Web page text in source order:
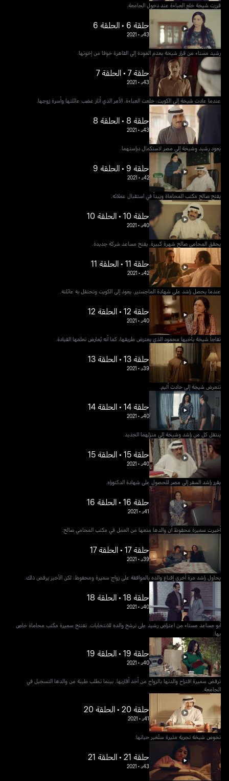
قررت شيخة خلع العباءة عند دخول الجامعة.
حلقة 6 • الحلقة 6
43د •
2021
رشيد مستاء من قرار شيخة بعدم العودة إلى القاهرة خوفا من إخوتها.
حلقة 7 • الحلقة 7
43د •
2021
عندما عادت شيخة إلى الكويت، خلعت العباءة، الأمر الذي أثار غضب عائلتها وأسرة زوجها.
حلقة 8 • الحلقة 8
43د •
2021
يعود رشيد وشيخة إلى مصر لاستكمال دراستهما.
حلقة 9 • الحلقة 9
42د •
2021
يفتح صالح مكتب المحاماة ويبدأ في استقبال عملائه.
حلقة 10 • الحلقة 10
40د •
2021
يحقق المحامي صالح شهرة كبيرة. يفتح مساعد شركة جديدة.
حلقة 11 • الحلقة 11
42د •
2021
عندما يحصل راشد على شهادة الماجستير، يعود إلى الكويت وتحتفل به عائلته.
حلقة 12 • الحلقة 12
40د •
2021
تفاجأ شيخة بأخيها محمود الذي يعترض طريقها، كما أنه يُعارض تعلمها القيادة.
حلقة 13 • الحلقة 13
39د •
2021
تتعرض شيخة إلى حادث أليم.
حلقة 14 • الحلقة 14
40د •
2021
ينتقل كل من راشد وشيخة إلى منزلهما الجديد.
حلقة 15 • الحلقة 15
40د •
2021
يقرر راشد السفر إلى مصر للحصول على شهادة الدكتوراه.
حلقة 16 • الحلقة 16
41د •
2021
أخبرت سميرة محفوظ أن والدها منعها من العمل في مكتب المحامي صالح.
حلقة 17 • الحلقة 17
39د •
2021
يحاول راشد مرة أخرى إقناع والده بالموافقة على زواج سميرة ومحفوظ، لكن الأخير يرفض ذلك.
حلقة 18 • الحلقة 18
40د •
2021
أبو مساعد مستاء من اعتراض رشيد على ترشح والده للانتخابات. تفتتح سميرة مكتب محاماة خاص
بها.
حلقة 19 • الحلقة 19
40د •
2021
ترفض سميرة اقتراح والدتها بالزواج من أحد أقاربها. بينما تطلب طيبة من والدها التسجيل في
الجامعة.
حلقة 20 • الحلقة 20
41د •
2021
تخوض شيخة تجربة مثيرة ستُغير حياتها.
حلقة 21 • الحلقة 21
43د •
2021